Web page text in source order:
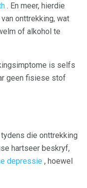
. En meer, hierdie
onttrekking, wat
of alkohol te
is selfs
geen fisiese stof
die onttrekking
hartseer beskryf,
depressie , hoewel